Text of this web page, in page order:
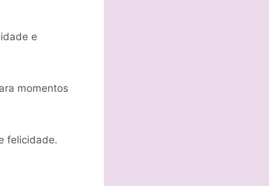
e
momentos
felicidade.